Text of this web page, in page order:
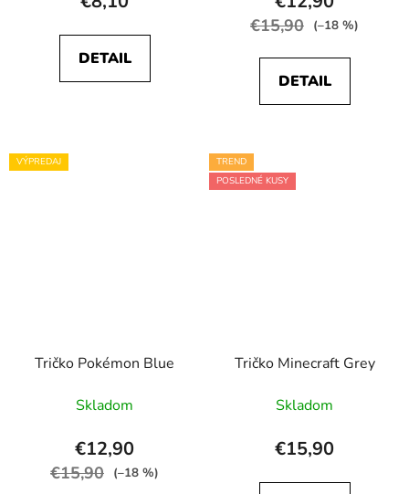
DETAIL
€15,90 (–18 %)
DETAIL
VÝPREDAJ
Tričko Pokémon Blue
Skladom
€12,90
€15,90 (–18 %)
TREND
POSLEDNÉ KUSY
Tričko Minecraft Grey
Skladom
€15,90